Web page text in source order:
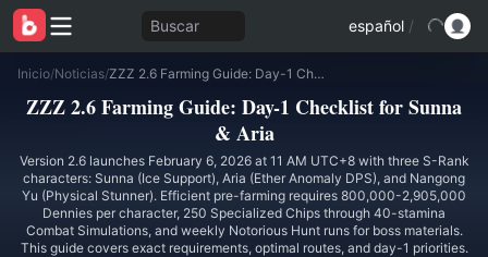
Buscar español /
Inicio/Noticias/ ZZZ 2.6 Farming Guide: Day-1 Checklist for Sunna & Aria
ZZZ 2.6 Farming Guide: Day-1 Checklist for Sunna
& Aria
Version 2.6 launches February 6, 2026 at 11 AM UTC+8 with three S-Rank
characters: Sunna (Ice Support), Aria (Ether Anomaly DPS), and Nangong
Yu (Physical Stunner). Efficient pre-farming requires 800,000-2,905,000
Dennies per character, 250 Specialized Chips through 40-stamina
Combat Simulations, and weekly Notorious Hunt runs for boss materials.
This guide covers exact requirements, optimal routes, and day-1 priorities.